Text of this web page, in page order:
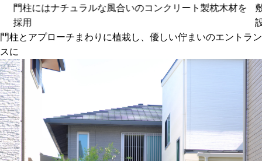
門柱にはナチュラルな風合いのコンクリート製枕木材を
採用
門柱とアプローチまわりに植栽し、優しい佇まいのエントラン
スに